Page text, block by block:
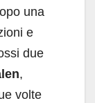
una
e
due
,
volte